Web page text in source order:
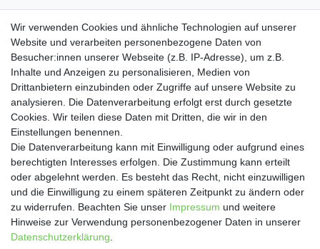
SOCIAL
Wir verwenden Cookies und ähnliche Technologien auf unserer
Website und verarbeiten personenbezogene Daten von
Besucher:innen unserer Webseite (z.B. IP-Adresse), um z.B.
Inhalte und Anzeigen zu personalisieren, Medien von
Drittanbietern einzubinden oder Zugriffe auf unsere Website zu
analysieren. Die Datenverarbeitung erfolgt erst durch gesetzte
Cookies. Wir teilen diese Daten mit Dritten, die wir in den
Einstellungen benennen.
Die Datenverarbeitung kann mit Einwilligung oder aufgrund eines
berechtigten Interesses erfolgen. Die Zustimmung kann erteilt
oder abgelehnt werden. Es besteht das Recht, nicht einzuwilligen
und die Einwilligung zu einem späteren Zeitpunkt zu ändern oder
zu widerrufen. Beachten Sie unser Impressum und weitere
Hinweise zur Verwendung personenbezogener Daten in unserer
Daten­schutz­erklärung